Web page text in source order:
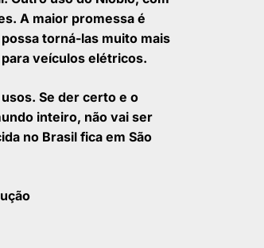
A maior promessa é
torná-las muito mais
veículos elétricos.
Se der certo e o
inteiro, não vai ser
no Brasil fica em São